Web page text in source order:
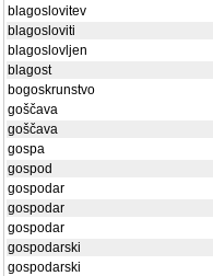
blagoslovitev
blagosloviti
blagoslovljen
blagost
bogoskrunstvo
goščava
goščava
gospa
gospod
gospodar
gospodar
gospodar
gospodarski
gospodarski